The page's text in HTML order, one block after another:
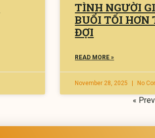
TÌNH NGƯỜI
BUỔI TỐI
ĐỢI
READ MORE »
November 28, 2025 No
«